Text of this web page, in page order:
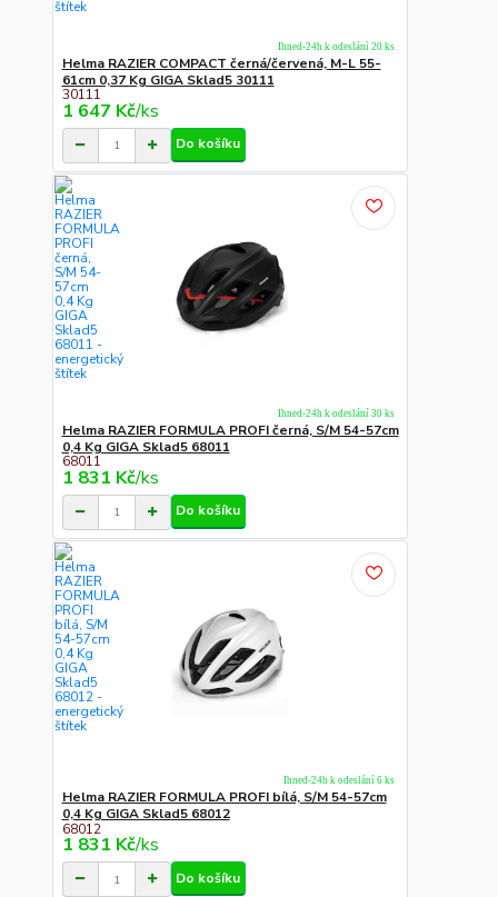
Helma RAZIER COMPACT černá/červená, M-L 55-
61cm 0,37 Kg GIGA Sklad5 30111
30111
1 647 Kč/ks
Ihned-24h k odeslání 20 ks
Do košíku
Helma RAZIER FORMULA PROFI černá, S/M 54-57cm
0,4 Kg GIGA Sklad5 68011
68011
1 831 Kč/ks
Ihned-24h k odeslání 30 ks
Do košíku
Helma RAZIER FORMULA PROFI bílá, S/M 54-57cm
0,4 Kg GIGA Sklad5 68012
68012
1 831 Kč/ks
Ihned-24h k odeslání 6 ks
Do košíku